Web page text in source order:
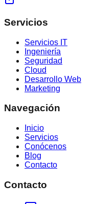
Servicios
Servicios IT
Ingeniería
Seguridad
Cloud
Desarrollo Web
Marketing
Navegación
Inicio
Servicios
Conócenos
Blog
Contacto
Contacto